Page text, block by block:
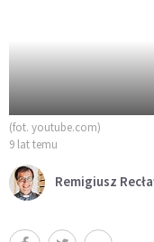
(fot. youtube.com)
9 lat temu
Remigiusz